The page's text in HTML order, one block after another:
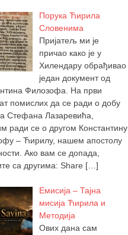
Порука Ћирила
Словенима
Пријатељ ми је
причао како је у
Хилендару обрађивао
један документ од
Филозофа. На први
помислих да се ради о добу
Стефана Лазаревића,
ради се о другом Константину
– Ћирилу, нашем апостолу
Ако вам се допада,
са другима: Share […]
Емисија – Тајна
мисија Ћирила и
Методија
Ових дана сам